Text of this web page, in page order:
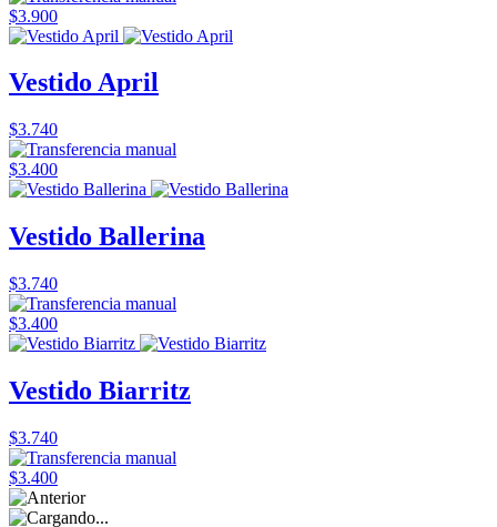
$3.900
Vestido April
$3.740
$3.400
Vestido Ballerina
$3.740
$3.400
Vestido Biarritz
$3.740
$3.400